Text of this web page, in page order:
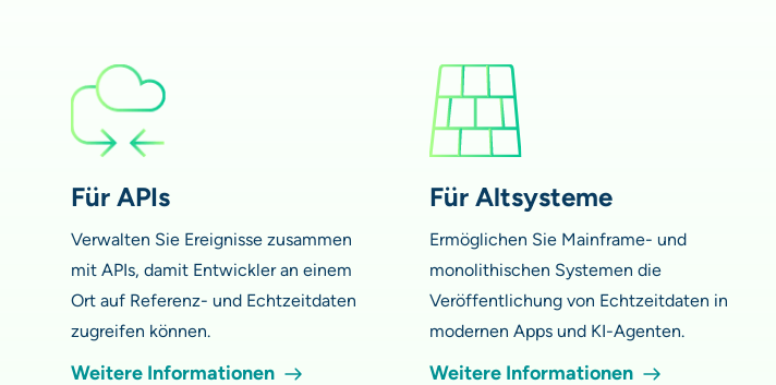
Für APIs
Verwalten Sie Ereignisse zusammen
mit APIs, damit Entwickler an einem
Ort auf Referenz- und Echtzeitdaten
zugreifen können.
Weitere Informationen
Für Altsysteme
Ermöglichen Sie Mainframe- und
monolithischen Systemen die
Veröffentlichung von Echtzeitdaten in
modernen Apps und KI-Agenten.
Weitere Informationen